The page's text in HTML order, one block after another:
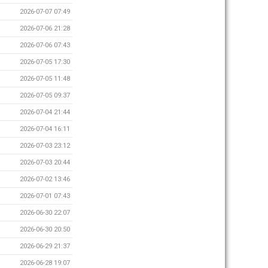
2026-07-07 07:49
2026-07-06 21:28
2026-07-06 07:43
2026-07-05 17:30
2026-07-05 11:48
2026-07-05 09:37
2026-07-04 21:44
2026-07-04 16:11
2026-07-03 23:12
2026-07-03 20:44
2026-07-02 13:46
2026-07-01 07:43
2026-06-30 22:07
2026-06-30 20:50
2026-06-29 21:37
2026-06-28 19:07